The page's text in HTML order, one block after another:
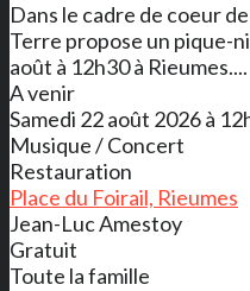
Dans le cadre de coeur
Terre propose un pique-
août à 12h30 à Rieumes....
A venir
Samedi 22 août 2026 à
Musique / Concert
Restauration
Place du Foirail, Rieumes
Jean-Luc Amestoy
Gratuit
Toute la famille